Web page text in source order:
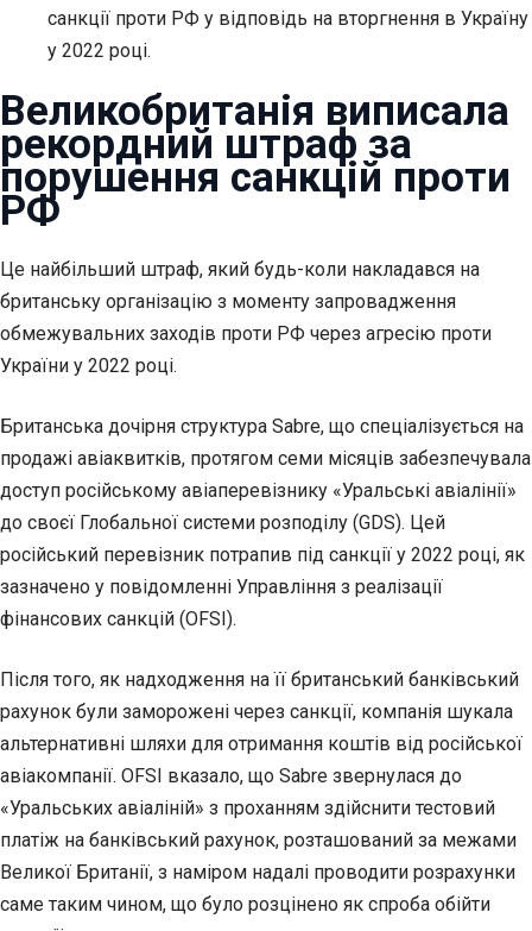
санкції проти РФ у відповідь на вторгнення в Україну
у 2022 році.
Великобританія виписала
рекордний штраф за
порушення санкцій проти
РФ
Це найбільший штраф, який будь-коли накладався на
британську організацію з моменту запровадження
обмежувальних заходів проти РФ через агресію проти
України у 2022 році.
Британська дочірня структура Sabre, що спеціалізується на
продажі авіаквитків, протягом семи місяців забезпечувала
доступ російському авіаперевізнику «Уральські авіалінії»
до своєї Глобальної системи розподілу (GDS). Цей
російський перевізник потрапив під санкції у 2022 році, як
зазначено у повідомленні Управління з реалізації
фінансових санкцій (OFSI).
Після того, як надходження на її британський банківський
рахунок були заморожені через санкції, компанія шукала
альтернативні шляхи для отримання коштів від російської
авіакомпанії. OFSI вказало, що Sabre звернулася до
«Уральських авіаліній» з проханням здійснити тестовий
платіж на банківський рахунок, розташований за межами
Великої Британії, з наміром надалі проводити розрахунки
саме таким чином, що було розцінено як спроба обійти